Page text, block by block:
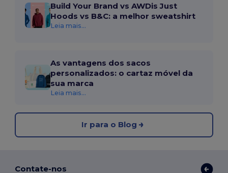
Build Your Brand vs AWDis Just
Hoods vs B&C: a melhor sweatshirt
Leia mais...
As vantagens dos sacos
personalizados: o cartaz móvel da
sua marca
Leia mais...
Ir para o Blog
Contate-nos